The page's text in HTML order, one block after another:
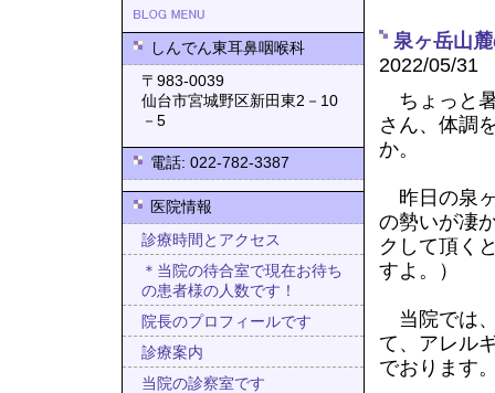
しんでん東耳鼻咽喉科
〒983-0039
仙台市宮城野区新田東2－10
－5
電話: 022-782-3387
医院情報
診療時間とアクセス
＊当院の待合室で現在お待ち
の患者様の人数です！
院長のプロフィールです
診療案内
当院の診察室です
泉ヶ岳山
2022/05/31
ちょっと
さん、体調
か。
昨日の泉
の勢いが凄
クして頂く
すよ。）
当院では
て、アレル
でおります